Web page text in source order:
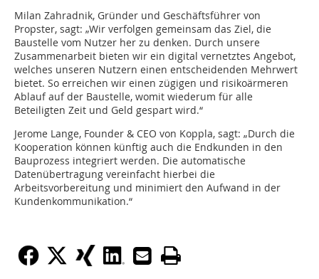
Milan Zahradnik, Gründer und Geschäftsführer von
Propster, sagt: „Wir verfolgen gemeinsam das Ziel, die
Baustelle vom Nutzer her zu denken. Durch unsere
Zusammenarbeit bieten wir ein digital vernetztes Angebot,
welches unseren Nutzern einen entscheidenden Mehrwert
bietet. So erreichen wir einen zügigen und risikoärmeren
Ablauf auf der Baustelle, womit wiederum für alle
Beteiligten Zeit und Geld gespart wird.“
Jerome Lange, Founder & CEO von Koppla, sagt: „Durch die
Kooperation können künftig auch die Endkunden in den
Bauprozess integriert werden. Die automatische
Datenübertragung vereinfacht hierbei die
Arbeitsvorbereitung und minimiert den Aufwand in der
Kundenkommunikation.“